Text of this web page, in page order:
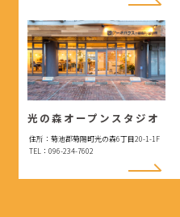
光の森オープンスタジオ
住所：菊池郡菊陽町光の森6丁目20-1-1F
TEL：096-234-7602